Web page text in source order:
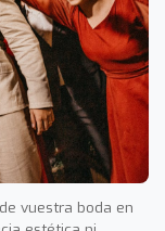
vuestra boda en